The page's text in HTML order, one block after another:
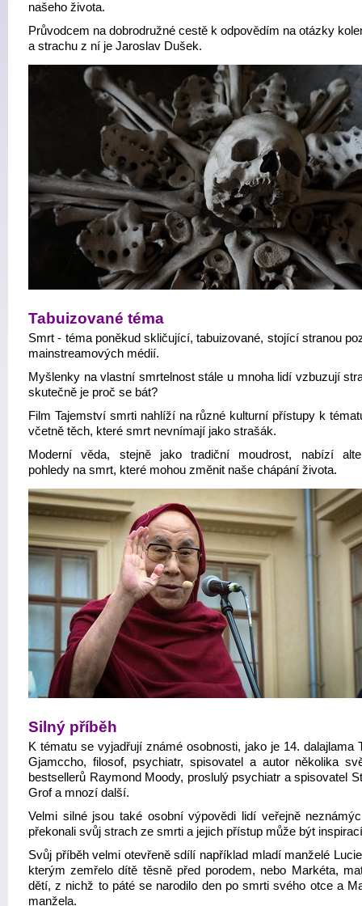
našeho života.
Průvodcem na dobrodružné cestě k odpovědím na otázky
a strachu z ní je Jaroslav Dušek.
Tabuizované téma
Smrt - téma poněkud skličující, tabuizované, stojící stranou
mainstreamových médií.
Myšlenky na vlastní smrtelnost stále u mnoha lidí vzbuzují
skutečně je proč se bát?
Film Tajemství smrti nahlíží na různé kulturní přístupy k
včetně těch, které smrt nevnímají jako strašák.
Moderní věda, stejně jako tradiční moudrost, nabízí
pohledy na smrt, které mohou změnit naše chápání života.
Silný příběh
K tématu se vyjadřují známé osobnosti, jako je 14. dalajlama
Gjamccho, filosof, psychiatr, spisovatel a autor několika
bestsellerů Raymond Moody, proslulý psychiatr a spisovatel
Grof a mnozí další.
Velmi silné jsou také osobní výpovědi lidí veřejně
překonali svůj strach ze smrti a jejich přístup může být
Svůj příběh velmi otevřeně sdílí například mladí manželé
kterým zemřelo dítě těsně před porodem, nebo Markéta,
dětí, z nichž to páté se narodilo den po smrti svého otce a
manžela.